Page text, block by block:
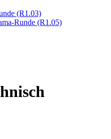
(R1.03)
Runde (R1.05)